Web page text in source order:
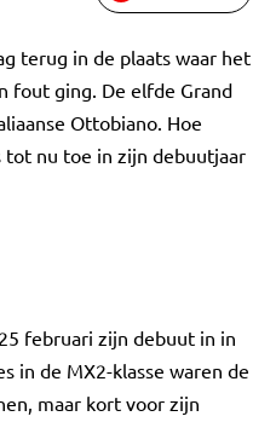
terug in de plaats waar het
fout ging. De elfde Grand
Ottobiano. Hoe
nu toe in zijn debuutjaar
februari zijn debuut in in
in de MX2-klasse waren de
maar kort voor zijn